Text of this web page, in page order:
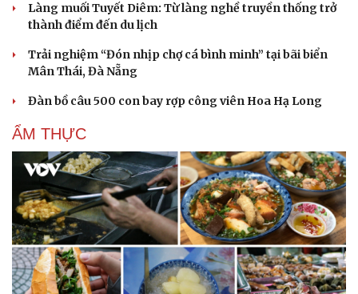
Làng muối Tuyết Diêm: Từ làng nghề truyền thống trở
thành điểm đến du lịch
Trải nghiệm “Đón nhịp chợ cá bình minh” tại bãi biển
Mân Thái, Đà Nẵng
Đàn bồ câu 500 con bay rợp công viên Hoa Hạ Long
ẨM THỰC